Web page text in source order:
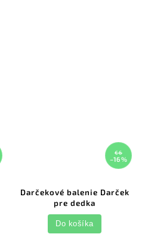
€6
–16 %
Darčekové balenie Darček
pre dedka
Do košíka